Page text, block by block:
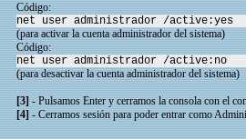
Código:
net user administrador /active:yes
(para activar la cuenta administrador del sistema)
Código:
net user administrador /active:no
(para desactivar la cuenta administrador del sistema)
[3]- Pulsamos Enter y cerramos la consola con el
[4]- Cerramos sesión para poder entrar como